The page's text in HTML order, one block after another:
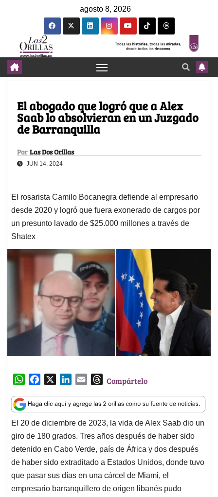
agosto 8, 2026
El abogado que logró que a Alex
Saab lo absolvieran en un Juzgado
de Barranquilla
Por Las Dos Orillas
JUN 14, 2024
El rosarista Camilo Bocanegra defiende al empresario
desde 2020 y logró que fuera exonerado de cargos por
un presunto lavado de $25.000 millones a través de
Shatex
W
a
t
s
A
p
p
c
e
b
o
o
k
n
k
e
d
I
n
a
i
l
T
r
e
a
d
s
Compártelo
El 20 de diciembre de 2023, la vida de Alex Saab dio un
giro de 180 grados. Tres años después de haber sido
detenido en Cabo Verde, país de África y dos después
de haber sido extraditado a Estados Unidos, donde tuvo
que pasar sus días en una cárcel de Miami, el
empresario barranquillero de origen libanés pudo